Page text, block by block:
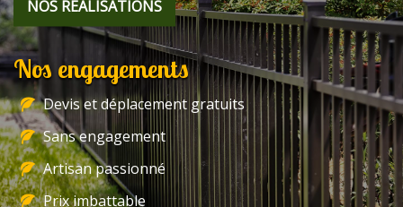
NOS REALISATIONS
Nos engagements
Devis et déplacement gratuits
Sans engagement
Artisan passionné
Prix imbattable